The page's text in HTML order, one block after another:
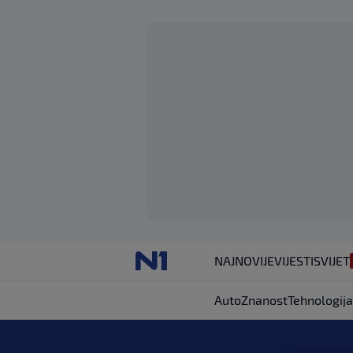
NAJNOVIJEVIJESTISVIJET
AutoZnanostTehnologija